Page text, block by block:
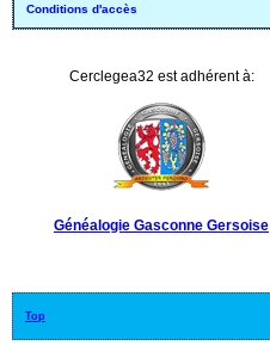
Conditions d'accès
Cerclegea32 est adhérent à:
Généalogie Gasconne Gersoise
Top